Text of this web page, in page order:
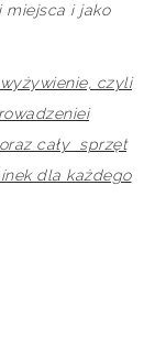
miejsca i jako
czyli
cały sprzęt
dla każdego